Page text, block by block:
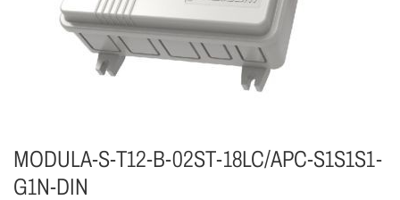
MODULA-S-T12-B-02ST-18LC/APC-S1S1S1-
G1N-DIN